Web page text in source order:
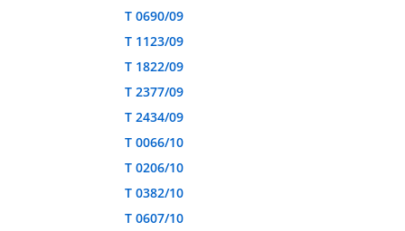
T 0690/09
T 1123/09
T 1822/09
T 2377/09
T 2434/09
T 0066/10
T 0206/10
T 0382/10
T 0607/10